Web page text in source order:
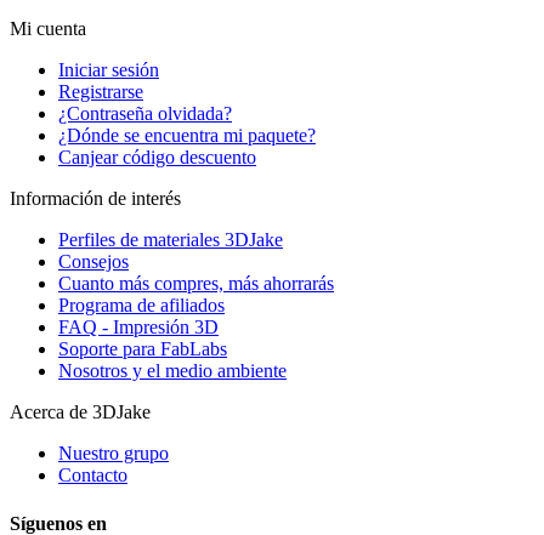
Mi cuenta
Iniciar sesión
Registrarse
¿Contraseña olvidada?
¿Dónde se encuentra mi paquete?
Canjear código descuento
Información de interés
Perfiles de materiales 3DJake
Consejos
Cuanto más compres, más ahorrarás
Programa de afiliados
FAQ - Impresión 3D
Soporte para FabLabs
Nosotros y el medio ambiente
Acerca de 3DJake
Nuestro grupo
Contacto
Síguenos en